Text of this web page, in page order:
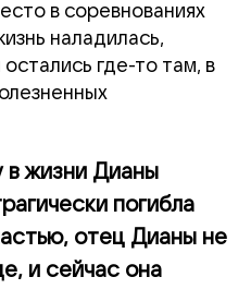
в соревнованиях
наладилась,
где-то там, в
в жизни Дианы
погибла
отец Дианы не
и сейчас она